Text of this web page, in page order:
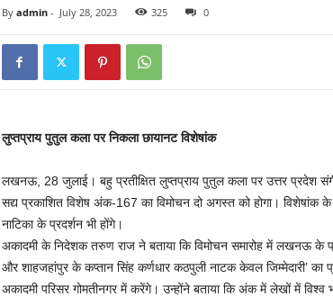
By admin- July 28, 2023 325 0
लुप्तप्राय पुतुल कला पर निकला छायानट विशेषांक
लखनऊ, 28 जुलाई। बहु प्रतीक्षित लुप्तप्राय पुतुल कला पर उत्तर प्रदेश
सद्य प्रकाशित विशेष अंक-167 का विमोचन दो अगस्त को होगा। विशेषांक
नाटिका के प्रदर्शन भी होंगे।
अकादमी के निदेशक तरुण राज ने बताया कि विमोचन समारोह में लखनऊ के
और शाहजहांपुर के कप्तान सिंह कर्णधार कठपुली नाटक केवल जिम्मेदारी’ का
अकादमी परिसर गोमतीनगर में करेंगे। उन्होंने बताया कि अंक में लेखों में